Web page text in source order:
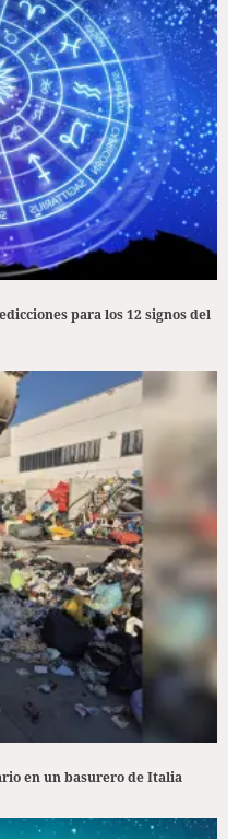
para los 12 signos del
en un basurero de Italia